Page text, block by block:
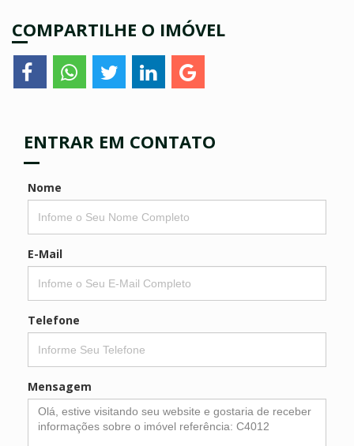
COMPARTILHE O IMÓVEL
ENTRAR EM CONTATO
Nome
E-Mail
Telefone
Mensagem